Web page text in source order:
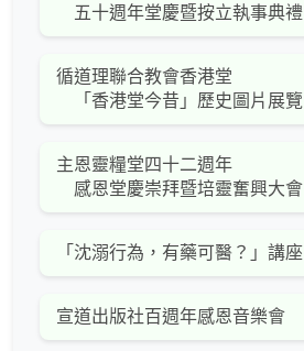
五十週年堂慶暨按立執事典禮
循道理聯合教會香港堂
「香港堂今昔」歷史圖片展覽
主恩靈糧堂四十二週年
感恩堂慶崇拜暨培靈奮興大會
「沈溺行為，有藥可醫？」講座
宣道出版社百週年感恩音樂會